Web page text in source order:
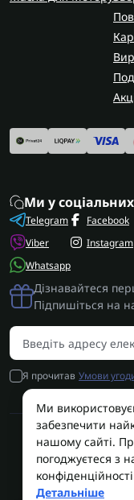
Ми у
Telegram
Viber
Whatsapp
Facebook
Instagram
Дізнавайтеся
Підпишіться на
Я прочитав Умови
AUTOSHIFT |
Ми
забезпечити
нашому сайті.
погоджуєтеся з
Детальніше